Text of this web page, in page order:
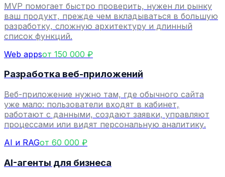
MVP помогает быстро проверить, нужен ли рынку
ваш продукт, прежде чем вкладываться в большую
разработку, сложную архитектуру и длинный
список функций.
Web appsот 150 000 ₽
Разработка веб-приложений
Веб-приложение нужно там, где обычного сайта
уже мало: пользователи входят в кабинет,
работают с данными, создают заявки, управляют
процессами или видят персональную аналитику.
AI и RAGот 60 000 ₽
AI-агенты для бизнеса